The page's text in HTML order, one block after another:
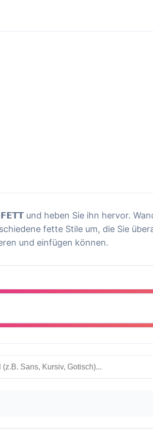
und heben Sie ihn hervor.
fette Stile um, die Sie
und einfügen können.